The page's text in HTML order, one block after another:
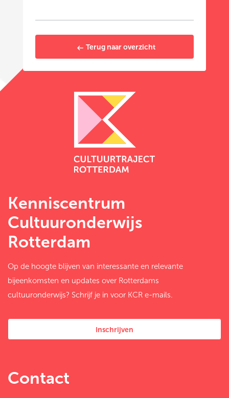
Terug naar overzicht
Kenniscentrum
Cultuuronderwijs
Rotterdam
Op de hoogte blijven van interessante en relevante
bijeenkomsten en updates over Rotterdams
cultuuronderwijs? Schrijf je in voor KCR e-mails.
Inschrijven
Contact